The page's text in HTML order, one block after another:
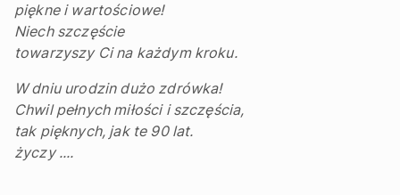
piękne i wartościowe!
Niech szczęście
towarzyszy Ci na każdym kroku.
W dniu urodzin dużo zdrówka!
Chwil pełnych miłości i szczęścia,
tak pięknych, jak te 90 lat.
życzy ....